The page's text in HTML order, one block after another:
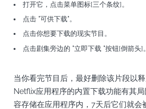
打开它，点击菜单图标[三个条纹]。
点击 "可供下载"。
点击你想要下载的现实节目。
点击剧集旁边的 "立即下载 "按钮[倒箭头]。
当你看完节目后，最好删除该片段以释
Netflix应用程序的内置下载功能有其
容存储在应用程序内，7天后它们就会